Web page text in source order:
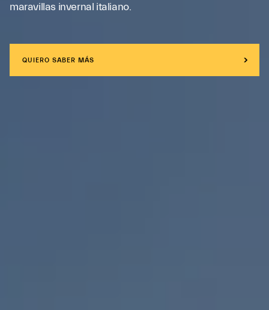
maravillas invernal italiano.
QUIERO SABER MÁS